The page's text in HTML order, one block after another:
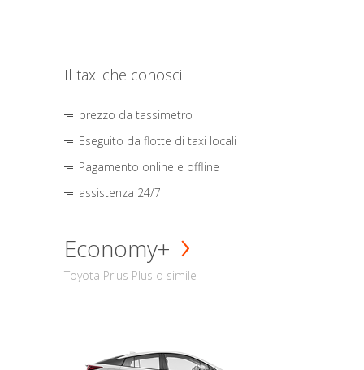
Il taxi che conosci
prezzo da tassimetro
Eseguito da flotte di taxi locali
Pagamento online e offline
assistenza 24/7
Economy+
Toyota Prius Plus o simile